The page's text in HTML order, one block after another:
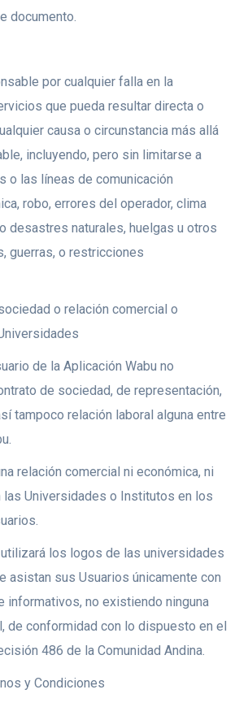
documento.
por cualquier falla en la
que pueda resultar directa o
causa o circunstancia más allá
incluyendo, pero sin limitarse a
o las líneas de comunicación
robo, errores del operador, clima
desastres naturales, huelgas u otros
guerras, o restricciones
o relación comercial o
de la Aplicación Wabu no
de sociedad, de representación,
tampoco relación laboral alguna entre
relación comercial ni económica, ni
las Universidades o Institutos en los
los logos de las universidades
asistan sus Usuarios únicamente con
informativos, no existiendo ninguna
de conformidad con lo dispuesto en el
486 de la Comunidad Andina.
y Condiciones